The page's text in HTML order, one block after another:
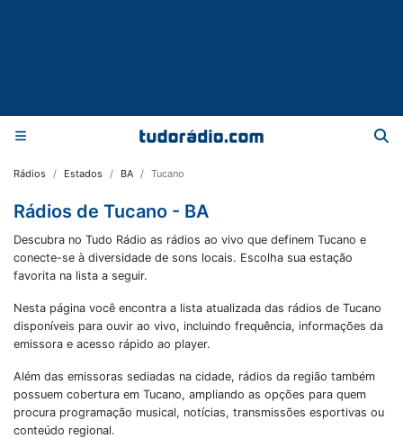
Rádios Estados BA Tucano
Rádios de Tucano - BA
Descubra no Tudo Rádio as rádios ao vivo que definem Tucano e
conecte-se à diversidade de sons locais. Escolha sua estação
favorita na lista a seguir.
Nesta página você encontra a lista atualizada das rádios de Tucano
disponíveis para ouvir ao vivo, incluindo frequência, informações da
emissora e acesso rápido ao player.
Além das emissoras sediadas na cidade, rádios da região também
possuem cobertura em Tucano, ampliando as opções para quem
procura programação musical, notícias, transmissões esportivas ou
conteúdo regional.